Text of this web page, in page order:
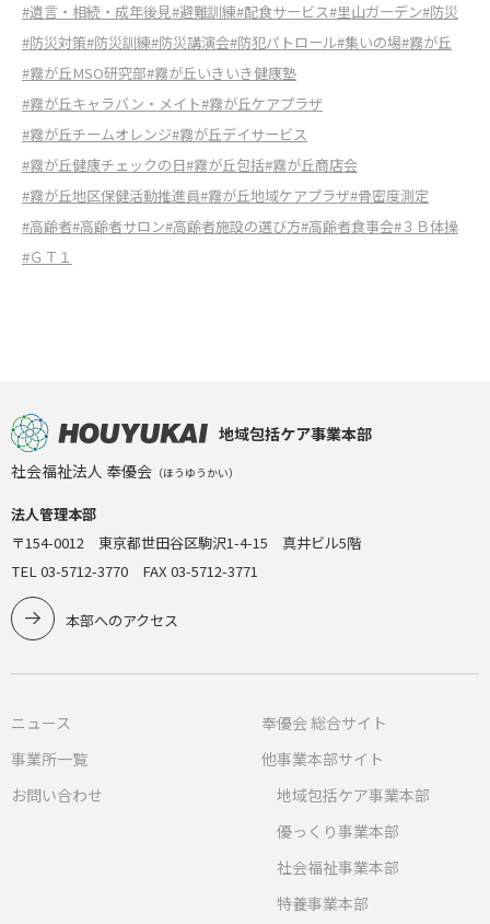
#遺言・相続・成年後見#避難訓練#配食サービス#里山ガーデン#防災
#防災対策#防災訓練#防災講演会#防犯パトロール#集いの場#霧が丘
#霧が丘MSO研究部#霧が丘いきいき健康塾
#霧が丘キャラバン・メイト#霧が丘ケアプラザ
#霧が丘チームオレンジ#霧が丘デイサービス
#霧が丘健康チェックの日#霧が丘包括#霧が丘商店会
#霧が丘地区保健活動推進員#霧が丘地域ケアプラザ#骨密度測定
#高齢者#高齢者サロン#高齢者施設の選び方#高齢者食事会#３Ｂ体操
#ＧＴ１
地域包括ケア事業本部
社会福祉法人 奉優会 （ほうゆうかい）
法人管理本部
〒154-0012 東京都世田谷区駒沢1-4-15 真井ビル5階
TEL 03-5712-3770 FAX 03-5712-3771
本部へのアクセス
ニュース
事業所一覧
お問い合わせ
奉優会 総合サイト
他事業本部サイト
地域包括ケア事業本部
優っくり事業本部
社会福祉事業本部
特養事業本部